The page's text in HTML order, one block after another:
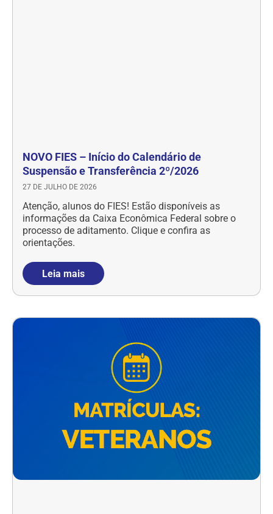
NOVO FIES – Início do Calendário de
Suspensão e Transferência 2º/2026
27 DE JULHO DE 2026
Atenção, alunos do FIES! Estão disponíveis as
informações da Caixa Econômica Federal sobre o
processo de aditamento. Clique e confira as
orientações.
Leia mais